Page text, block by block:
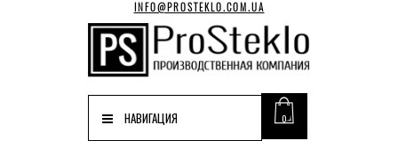
INFO@PROSTEKLO.COM.UA
0
НАВИГАЦИЯ